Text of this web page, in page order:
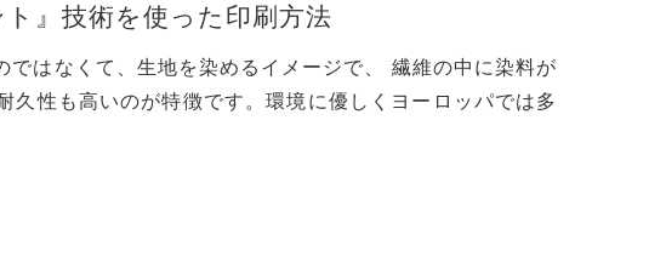
』技術を使った印刷方法
はなくて、生地を染めるイメージで、 繊維の中に染料が
久性も高いのが特徴です。環境に優しくヨーロッパでは多